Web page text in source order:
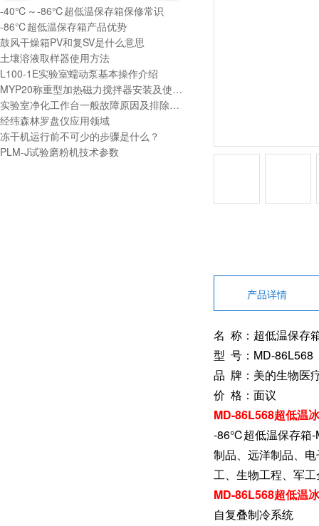
-40℃～-86℃超低温保存箱保修常识
-86℃超低温保存箱产品优势
鼓风干燥箱PV和复SV是什么意思
土壤溶液取样器使用方法
L100-1E实验室蠕动泵基本操作介绍​
MYP20称重型加热磁力搅拌器安装及使用方法
实验室净化工作台一般故障原因及排除方法
经纬森林罗盘仪应用领域
冻干机运行前不可少的步骤是什么？
PLM-J试验磨粉机技术参数
产品详情
名 称：超低温保存
型 号：MD-86L568
品 牌：美的生物医
价 格：面议
MD-86L568超低温
-86℃超低温保存箱-
制品、远洋制品、
工、生物工程、军
MD-86L568超低温
自复叠